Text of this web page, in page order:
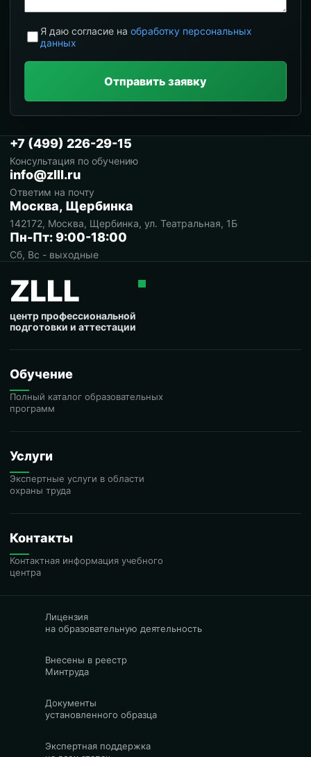
Я даю согласие на обработку персональных
данных
Отправить заявку
+7 (499) 226-29-15
Консультация по обучению
info@zlll.ru
Ответим на почту
Москва, Щербинка
142172, Москва, Щербинка, ул. Театральная, 1Б
Пн-Пт: 9:00-18:00
Сб, Вс - выходные
ZLLL
центр профессиональной
подготовки и аттестации
Обучение
Полный каталог образовательных
программ
Услуги
Экспертные услуги в области
охраны труда
Контакты
Контактная информация учебного
центра
Лицензия
на образовательную деятельность
Внесены в реестр
Минтруда
Документы
установленного образца
Экспертная поддержка